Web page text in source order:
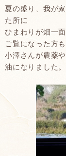
夏の盛り、我が
た所に
ひまわりが畑一
ご覧になった方
小澤さんが農薬
油になりました。